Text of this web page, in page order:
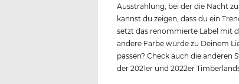
Ausstrahlung, bei der die Nacht
kannst du zeigen, dass du ein
setzt das renommierte Label mit
andere Farbe würde zu Deinem
passen? Check auch die anderen
der 2021er und 2022er